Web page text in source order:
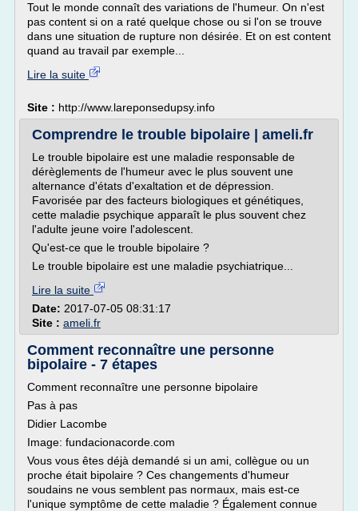
Tout le monde connaît des variations de l'humeur. On n'est
pas content si on a raté quelque chose ou si l'on se trouve
dans une situation de rupture non désirée. Et on est content
quand au travail par exemple...
Lire la suite
Site : http://www.lareponsedupsy.info
Comprendre le trouble bipolaire | ameli.fr
Le trouble bipolaire est une maladie responsable de
dérèglements de l'humeur avec le plus souvent une
alternance d'états d'exaltation et de dépression.
Favorisée par des facteurs biologiques et génétiques,
cette maladie psychique apparaît le plus souvent chez
l'adulte jeune voire l'adolescent.
Qu'est-ce que le trouble bipolaire ?
Le trouble bipolaire est une maladie psychiatrique...
Lire la suite
Date: 2017-07-05 08:31:17
Site : ameli.fr
Comment reconnaître une personne
bipolaire - 7 étapes
Comment reconnaître une personne bipolaire
Pas à pas
Didier Lacombe
Image: fundacionacorde.com
Vous vous êtes déjà demandé si un ami, collègue ou un
proche était bipolaire ? Ces changements d'humeur
soudains ne vous semblent pas normaux, mais est-ce
l'unique symptôme de cette maladie ? Également connue